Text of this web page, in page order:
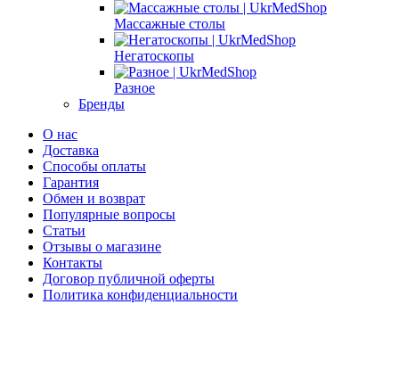
Массажные столы
Негатоскопы
Разное
Бренды
О нас
Доставка
Способы оплаты
Гарантия
Обмен и возврат
Популярные вопросы
Статьи
Отзывы о магазине
Контакты
Договор публичной оферты
Политика конфиденциальности